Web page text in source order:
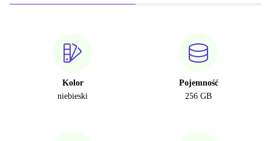
Kolor
niebieski
Pojemność
256 GB